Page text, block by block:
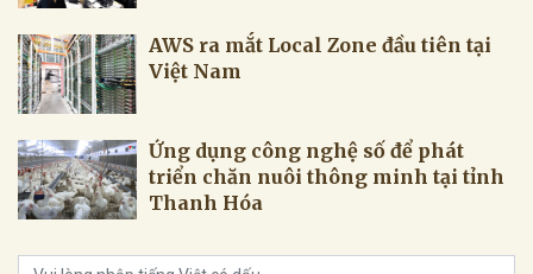
AWS ra mắt Local Zone đầu tiên tại
Việt Nam
Ứng dụng công nghệ số để phát
triển chăn nuôi thông minh tại tỉnh
Thanh Hóa